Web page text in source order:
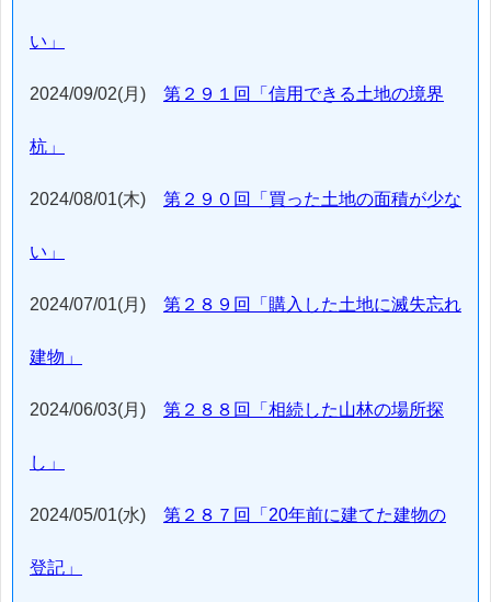
い」
2024/09/02(月) 第２９１回「信用できる土地の境界
杭」
2024/08/01(木) 第２９０回「買った土地の面積が少な
い」
2024/07/01(月) 第２８９回「購入した土地に滅失忘れ
建物」
2024/06/03(月) 第２８８回「相続した山林の場所探
し」
2024/05/01(水) 第２８７回「20年前に建てた建物の
登記」